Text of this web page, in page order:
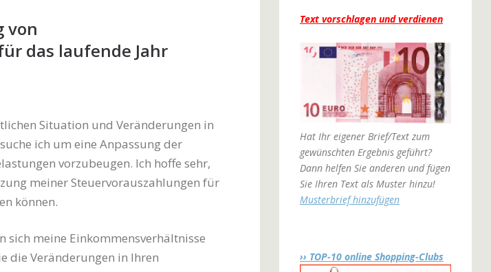
von
das laufende Jahr
Situation und Veränderungen in
ich um eine Anpassung der
vorzubeugen. Ich hoffe sehr,
meiner Steuervorauszahlungen für
können.
sich meine Einkommensverhältnisse
die Veränderungen in Ihren
Text vorschlagen und verdienen
Hat Ihr eigener Brief/Text zum
gewünschten Ergebnis geführt?
Dann helfen Sie anderen und fügen
Sie Ihren Text als Muster hinzu!
Musterbrief hinzufügen
›› TOP-10 online Shopping-Clubs